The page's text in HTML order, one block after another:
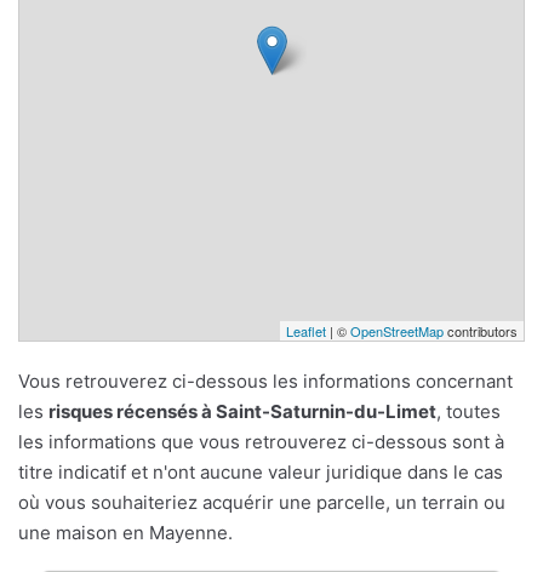
Leaflet | ©OpenStreetMapcontributors
Vous retrouverez ci-dessous les informations concernant
les risques récensés à Saint-Saturnin-du-Limet, toutes
les informations que vous retrouverez ci-dessous sont à
titre indicatif et n'ont aucune valeur juridique dans le cas
où vous souhaiteriez acquérir une parcelle, un terrain ou
une maison en Mayenne.